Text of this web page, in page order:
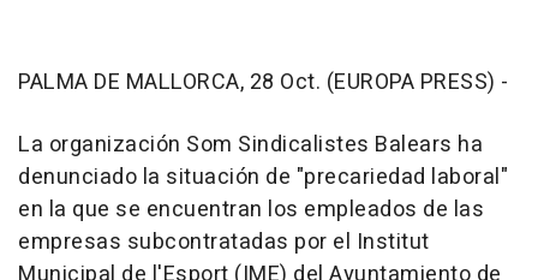
PALMA DE MALLORCA, 28 Oct. (EUROPA PRESS) -
La organización Som Sindicalistes Balears ha
denunciado la situación de "precariedad laboral"
en la que se encuentran los empleados de las
empresas subcontratadas por el Institut